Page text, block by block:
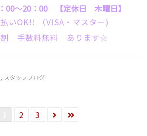
00～20：00 【定休日 木曜日】
いOK!! （VISA・マスター)
割 手数料無料 あります☆
, スタッフブログ
2 3